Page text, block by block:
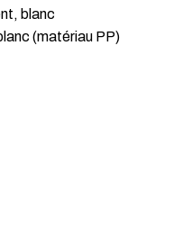
blanc
(matériau PP)